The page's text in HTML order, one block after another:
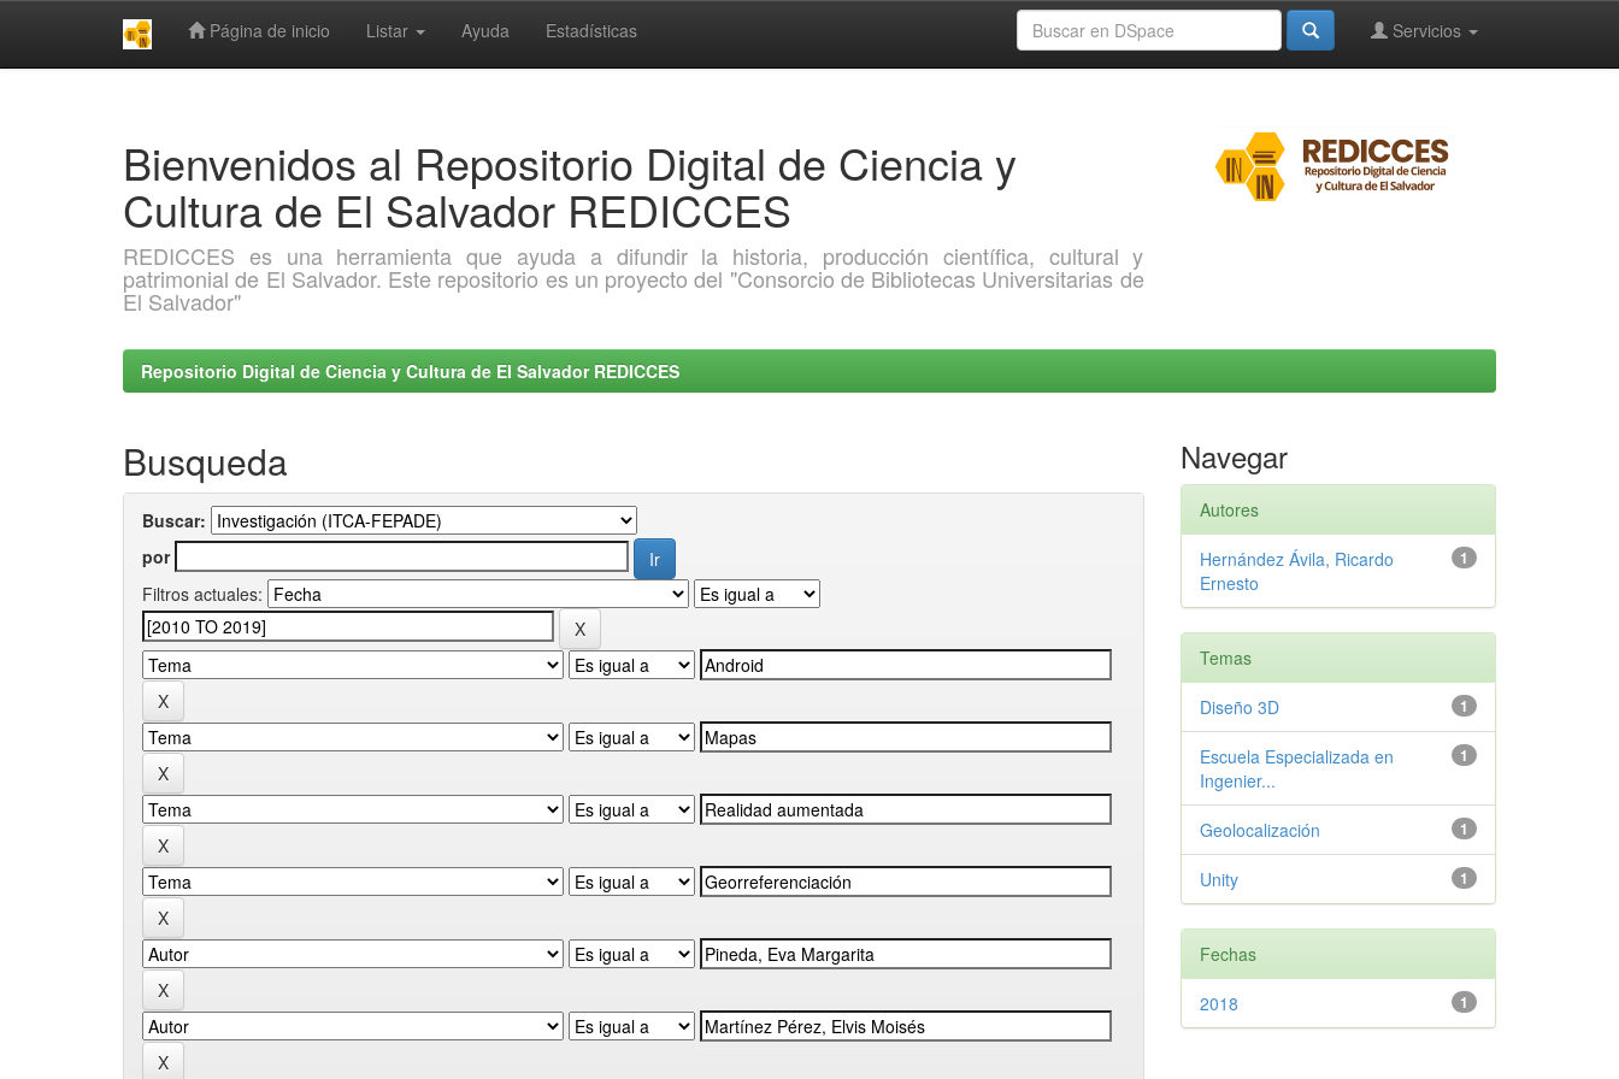
Página de inicio Listar Ayuda Estadísticas Servicios
Bienvenidos al Repositorio Digital de Ciencia y
Cultura de El Salvador REDICCES
REDICCES es una herramienta que ayuda a difundir la historia, producción científica, cultural y
patrimonial de El Salvador. Este repositorio es un proyecto del "Consorcio de Bibliotecas Universitarias de
El Salvador"
Repositorio Digital de Ciencia y Cultura de El Salvador REDICCES
Busqueda
Buscar:
por
Filtros actuales:
Navegar
Autores
1
Hernández Ávila, Ricardo
Ernesto
Temas
1
Diseño 3D
1
Escuela Especializada en
Ingenier...
1
Geolocalización
1
Unity
Fechas
1
2018